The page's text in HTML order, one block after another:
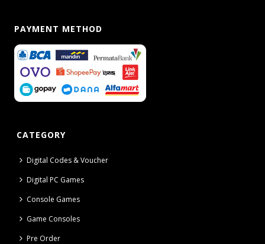
PAYMENT METHOD
CATEGORY
Digital Codes & Voucher
Digital PC Games
Console Games
Game Consoles
Pre Order